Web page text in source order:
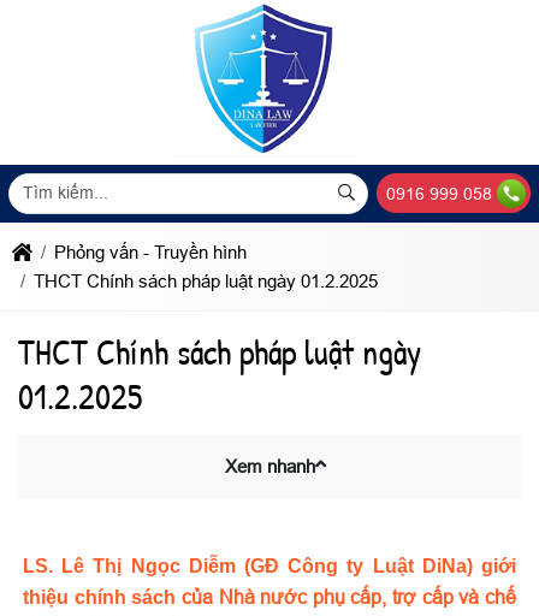
0916 999 058
Phỏng vấn - Truyền hình
THCT Chính sách pháp luật ngày 01.2.2025
THCT Chính sách pháp luật ngày
01.2.2025
Xem nhanh
LS. Lê Thị Ngọc Diễm (GĐ Công ty Luật DiNa) giới
thiệu chính sách của Nhà nước phụ cấp, trợ cấp và chế